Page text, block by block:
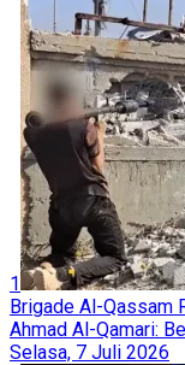
1
Brigade Al-Qassam
Ahmad Al-Qamari:
Selasa, 7 Juli 2026